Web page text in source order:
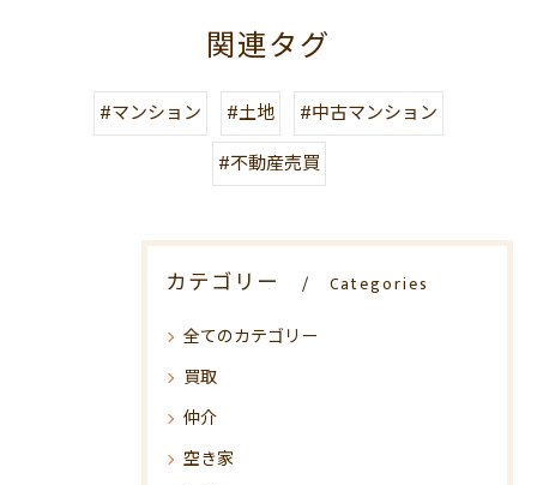
関連タグ
#マンション #土地
#中古マンション
#不動産売買
カテゴリー Categories
全てのカテゴリー
買取
仲介
空き家